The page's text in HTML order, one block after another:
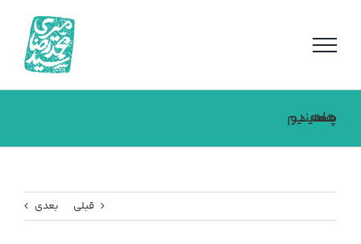
همه در پناه حسینیم
قبلی بعدی